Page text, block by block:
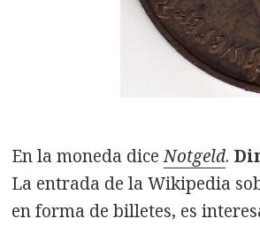
En la moneda diceNotgeld.
La entrada de la Wikipedia
en forma de billetes, es